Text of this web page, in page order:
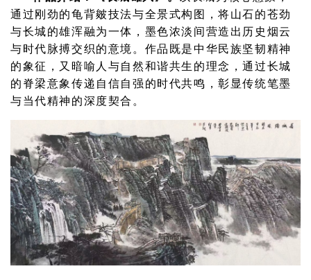
通过刚劲的龟背皴技法与全景式构图，将山石的苍劲
与长城的雄浑融为一体，墨色浓淡间营造出历史烟云
与时代脉搏交织的意境。作品既是中华民族坚韧精神
的象征，又暗喻人与自然和谐共生的理念，通过长城
的脊梁意象传递自信自强的时代共鸣，彰显传统笔墨
与当代精神的深度契合。